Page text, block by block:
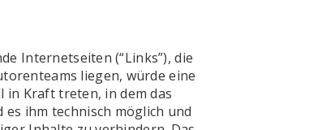
Internetseiten (“Links”), die
liegen, würde eine
in Kraft treten, in dem das
ihm technisch möglich und